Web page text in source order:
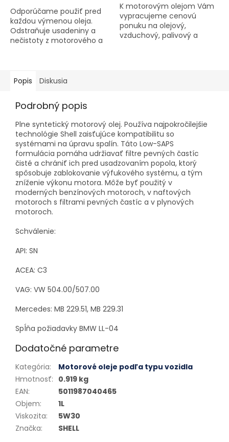
Odporúčame použiť pred
každou výmenou oleja.
Odstraňuje usadeniny a
nečistoty z motorového a
obnovuje...
K motorovým olejom Vám
vypracujeme cenovú
ponuku na olejový,
vzduchový, palivový a
Popis Diskusia
Podrobný popis
Plne syntetický motorový olej. Používa najpokročilejšie
technológie Shell zaisťujúce kompatibilitu so
systémami na úpravu spalín. Táto Low-SAPS
formulácia pomáha udržiavať filtre pevných častíc
čisté a chrániť ich pred usadzovaním popola, ktorý
spôsobuje zablokovanie výfukového systému, a tým
zníženie výkonu motora. Môže byť použitý v
moderných benzínových motoroch, v naftových
motoroch s filtrami pevných častíc a v plynových
motoroch.
Schválenie:
API: SN
ACEA: C3
VAG: VW 504.00/507.00
Mercedes: MB 229.51, MB 229.31
Spĺňa požiadavky BMW LL-04
Dodatočné parametre
Kategória:
Motorové oleje podľa typu vozidla
Hmotnosť: 0.919 kg
EAN:
5011987040465
Objem:
1L
Viskozita:
5W30
Značka: SHELL